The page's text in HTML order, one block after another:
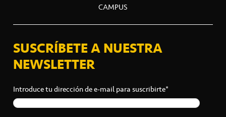
CAMPUS
SUSCRÍBETE A NUESTRA
NEWSLETTER
Introduce tu dirección de e-mail para suscribirte*